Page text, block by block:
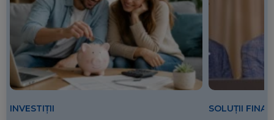
INVESTIȚII SOLUȚII